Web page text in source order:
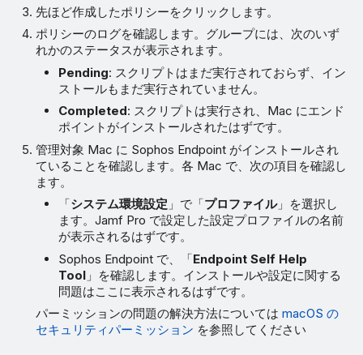
先ほど作成したポリシーをクリックします。
ポリシーのログを確認します。グループには、次のいず
れかのステータスが表示されます。
Pending: スクリプトはまだ実行されておらず、イン
ストールもまだ実行されていません。
Completed: スクリプトは実行され、Mac にエンド
ポイントがインストールされたはずです。
管理対象 Mac に Sophos Endpoint がインストールされ
ていることを確認します。各 Mac で、次の項目を確認し
ます。
「システム環境設定 」で「プロファイル」を選択し
ます。Jamf Pro で設定した設定プロファイルの名前
が表示されるはずです。
Sophos Endpoint で、「Endpoint Self Help
Tool 」を確認します。インストールや設定に関する
問題はここに表示されるはずです。
パーミッションの問題の解決方法についてはmacOS の
セキュリティパーミッション を参照してください